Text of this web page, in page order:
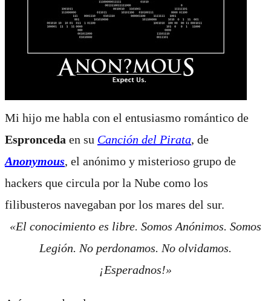
Mi hijo me habla con el entusiasmo romántico de
Espronceda en su Canción del Pirata, de
Anonymous, el anónimo y misterioso grupo de
hackers que circula por la Nube como los
filibusteros navegaban por los mares del sur.
«El conocimiento es libre. Somos Anónimos. Somos
Legión. No perdonamos. No olvidamos.
¡Esperadnos!»